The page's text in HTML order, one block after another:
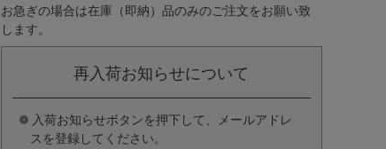
お急ぎの場合は在庫（即納）品のみのご注文をお願い致
します。
再入荷お知らせについて
入荷お知らせボタンを押下して、メールアドレ
スを登録してください。